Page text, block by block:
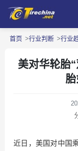
首页 行业判断 行业
美对华轮胎
近日，美国对中国